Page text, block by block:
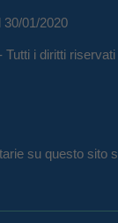
30/01/2020
i diritti riservati
su questo sito